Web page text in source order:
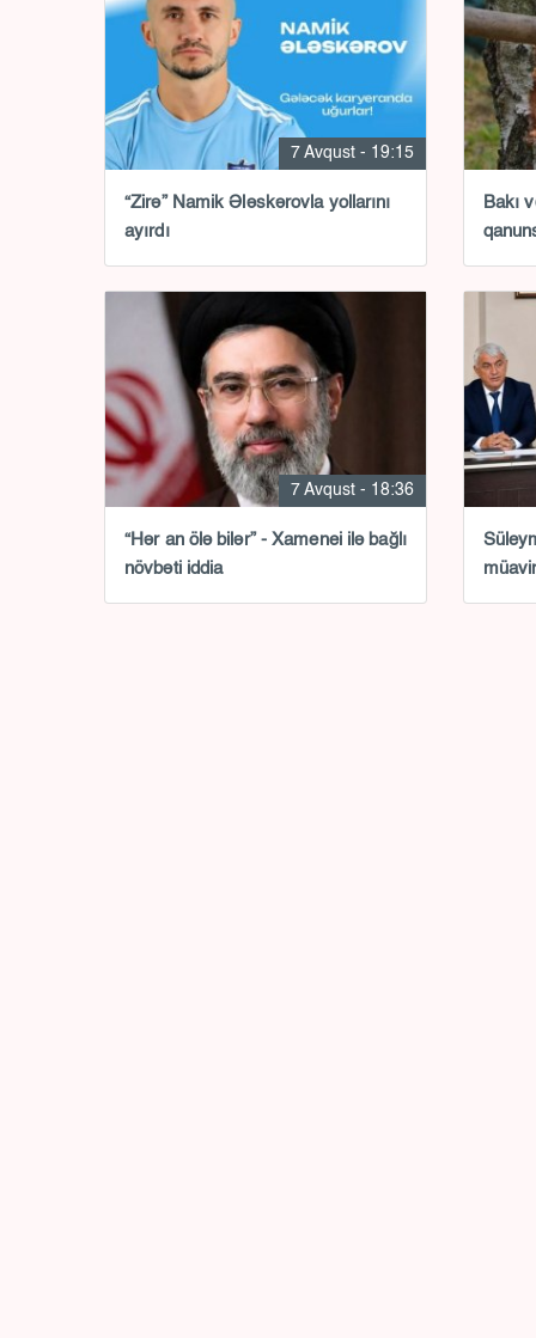
7 Avqust - 19:15
“Zirə” Namik Ələskərovla yollarını
ayırdı
Bakı
7 Avqust - 18:36
“Hər an ölə bilər” - Xamenei ilə bağlı
növbəti iddia